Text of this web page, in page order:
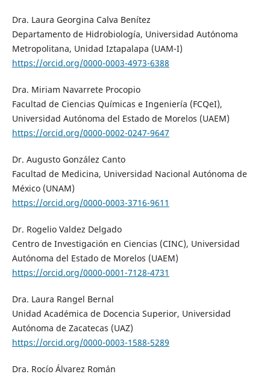
Dra. Laura Georgina Calva Benítez
Departamento de Hidrobiología, Universidad Autónoma
Metropolitana, Unidad Iztapalapa (UAM-I)
https://orcid.org/0000-0003-4973-6388
Dra. Miriam Navarrete Procopio
Facultad de Ciencias Químicas e Ingeniería (FCQeI),
Universidad Autónoma del Estado de Morelos (UAEM)
https://orcid.org/0000-0002-0247-9647
Dr. Augusto González Canto
Facultad de Medicina, Universidad Nacional Autónoma de
México (UNAM)
https://orcid.org/0000-0003-3716-9611
Dr. Rogelio Valdez Delgado
Centro de Investigación en Ciencias (CINC), Universidad
Autónoma del Estado de Morelos (UAEM)
https://orcid.org/0000-0001-7128-4731
Dra. Laura Rangel Bernal
Unidad Académica de Docencia Superior, Universidad
Autónoma de Zacatecas (UAZ)
https://orcid.org/0000-0003-1588-5289
Dra. Rocío Álvarez Román